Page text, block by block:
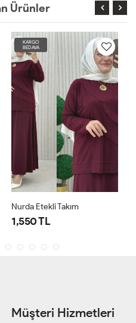
Ürünler
KARGO
BEDAVA
Nurda Etekli Takım
1,550 TL
Müşteri Hizmetleri